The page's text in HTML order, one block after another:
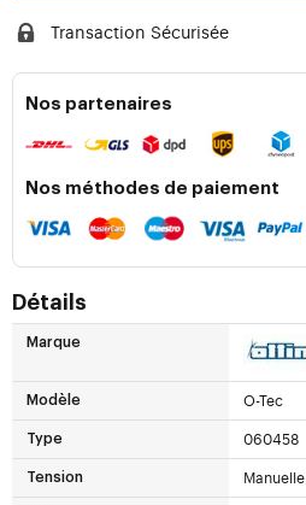
Transaction Sécurisée
Nos partenaires
Nos méthodes de paiement
Détails
Marque
Modèle O-Tec
Type 060458
Tension Manuelle